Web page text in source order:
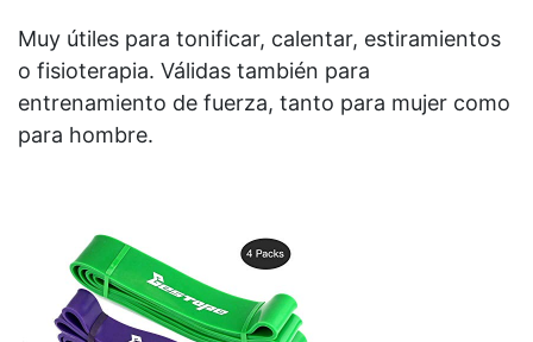
Muy útiles para tonificar, calentar, estiramientos
o fisioterapia. Válidas también para
entrenamiento de fuerza, tanto para mujer como
para hombre.